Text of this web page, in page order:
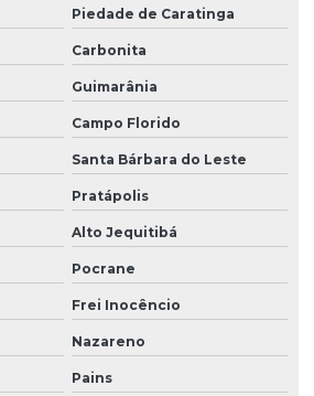
Piedade de Caratinga
Carbonita
Guimarânia
Campo Florido
Santa Bárbara do Leste
Pratápolis
Alto Jequitibá
Pocrane
Frei Inocêncio
Nazareno
Pains